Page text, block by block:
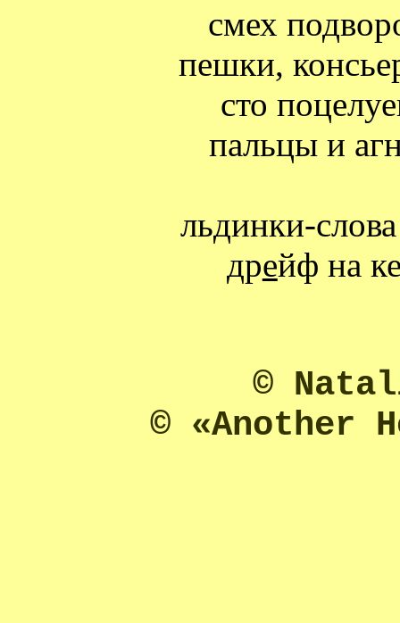
смех
пешки,
сто
пальцы и
льдинки-
дрейф на
©
© «Another